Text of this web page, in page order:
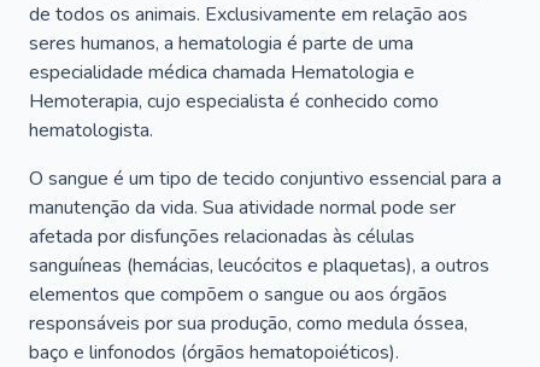
de todos os animais. Exclusivamente em relação aos
seres humanos, a hematologia é parte de uma
especialidade médica chamada Hematologia e
Hemoterapia, cujo especialista é conhecido como
hematologista.
O sangue é um tipo de tecido conjuntivo essencial para a
manutenção da vida. Sua atividade normal pode ser
afetada por disfunções relacionadas às células
sanguíneas (hemácias, leucócitos e plaquetas), a outros
elementos que compõem o sangue ou aos órgãos
responsáveis por sua produção, como medula óssea,
baço e linfonodos (órgãos hematopoiéticos).